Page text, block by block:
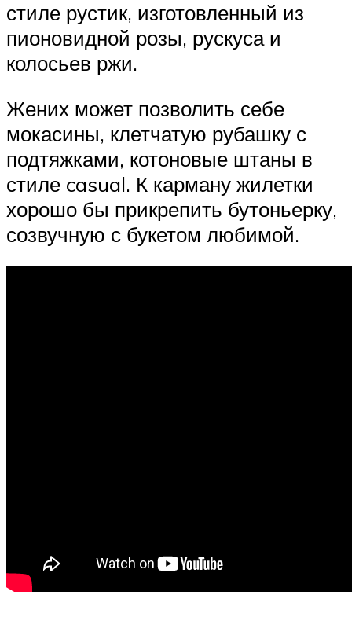
стиле рустик, изготовленный из
пионовидной розы, рускуса и
колосьев ржи.
Жених может позволить себе
мокасины, клетчатую рубашку с
подтяжками, котоновые штаны в
стиле casual. К карману жилетки
хорошо бы прикрепить бутоньерку,
созвучную с букетом любимой.